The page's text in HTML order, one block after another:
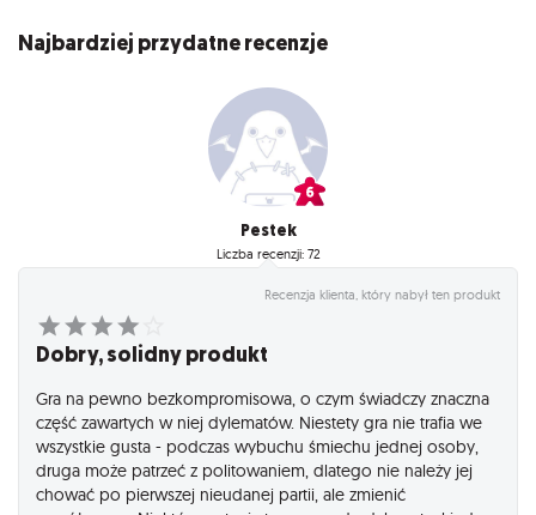
Najbardziej przydatne recenzje
Pestek
Liczba recenzji: 72
Recenzja klienta, który nabył ten produkt
Dobry, solidny produkt
Gra na pewno bezkompromisowa, o czym świadczy znaczna
część zawartych w niej dylematów. Niestety gra nie trafia we
wszystkie gusta - podczas wybuchu śmiechu jednej osoby,
druga może patrzeć z politowaniem, dlatego nie należy jej
chować po pierwszej nieudanej partii, ale zmienić